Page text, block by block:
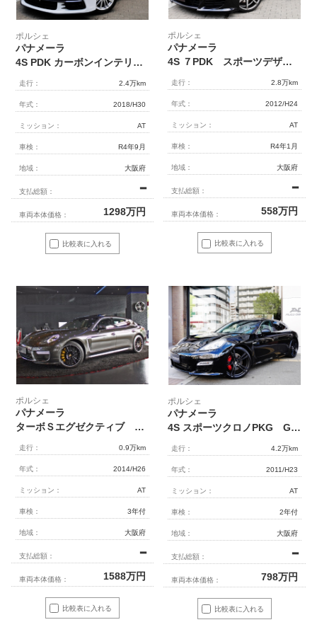
比較表に入れる
ポルシェ
パナメーラ
4S PDK カーボンインテリアPKG 正規ディーラー車
走行： 2.4万km
年式： 2018/H30
ミッション： AT
車検： R4年9月
地域： 大阪府
支払総額： ━
車両本体価格： 1298万円
比較表に入れる
ポルシェ
パナメーラ
4S ７PDK スポーツデザインＰＫＧ スポーツクロノPKG カーボンインテリア
走行： 2.8万km
年式： 2012/H24
ミッション： AT
車検： R4年1月
地域： 大阪府
支払総額： ━
車両本体価格： 558万円
比較表に入れる
ポルシェ
パナメーラ
ターボＳエグゼクティブ 7ＰＤＫ （ロングホイールベース）
走行： 0.9万km
年式： 2014/H26
ミッション： AT
車検： 3年付
地域： 大阪府
支払総額： ━
車両本体価格： 1588万円
比較表に入れる
ポルシェ
パナメーラ
4S スポーツクロノPKG GTSエアロ
走行： 4.2万km
年式： 2011/H23
ミッション： AT
車検： 2年付
地域： 大阪府
支払総額： ━
車両本体価格： 798万円